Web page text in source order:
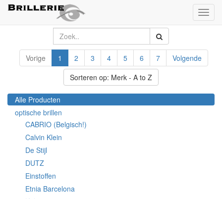
Vorige 1 2 3 4 5 6 7
Volgende
Sorteren op: Merk - A to Z
Alle Producten
optische brillen
CABRIO (Belgisch!)
Calvin Klein
De Stijl
DUTZ
Einstoffen
Etnia Barcelona